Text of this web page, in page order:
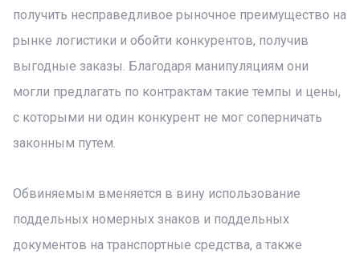
получить несправедливое рыночное преимущество на
рынке логистики и обойти конкурентов, получив
выгодные заказы. Благодаря манипуляциям они
могли предлагать по контрактам такие темпы и цены,
с которыми ни один конкурент не мог соперничать
законным путем.
Обвиняемым вменяется в вину использование
поддельных номерных знаков и поддельных
документов на транспортные средства, а также